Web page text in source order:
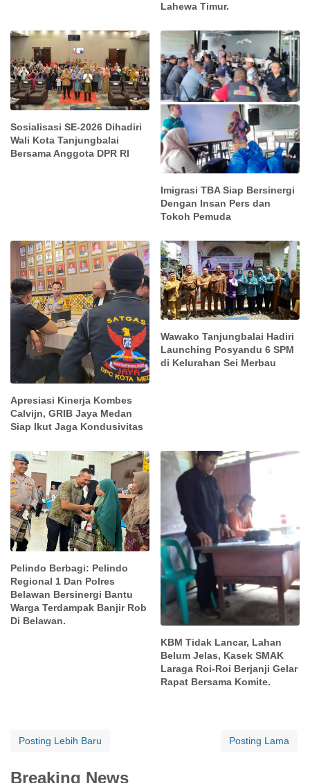
Lahewa Timur.
Sosialisasi SE-2026 Dihadiri
Wali Kota Tanjungbalai
Bersama Anggota DPR RI
Imigrasi TBA Siap Bersinergi
Dengan Insan Pers dan
Tokoh Pemuda
Apresiasi Kinerja Kombes
Calvijn, GRIB Jaya Medan
Siap Ikut Jaga Kondusivitas
Wawako Tanjungbalai Hadiri
Launching Posyandu 6 SPM
di Kelurahan Sei Merbau
Pelindo Berbagi: Pelindo
Regional 1 Dan Polres
Belawan Bersinergi Bantu
Warga Terdampak Banjir Rob
Di Belawan.
KBM Tidak Lancar, Lahan
Belum Jelas, Kasek SMAK
Laraga Roi-Roi Berjanji Gelar
Rapat Bersama Komite.
Posting Lebih Baru Posting Lama
Breaking News